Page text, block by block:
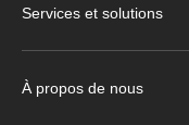
Services et solutions
À propos de nous